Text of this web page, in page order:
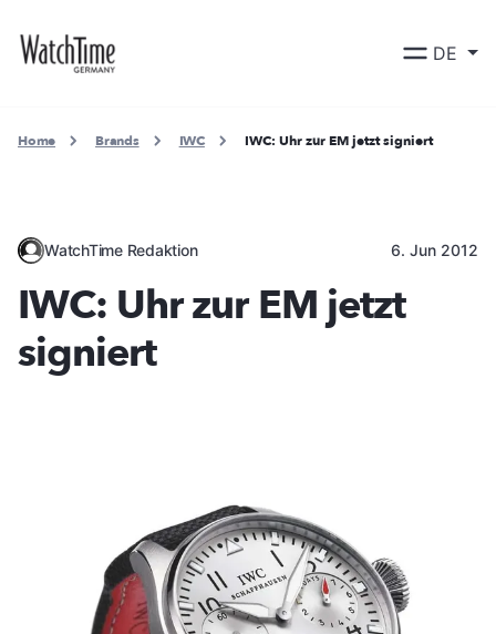
DE
Home Brands IWC IWC: Uhr zur EM jetzt signiert
WatchTime Redaktion 6. Jun 2012
IWC: Uhr zur EM jetzt
signiert